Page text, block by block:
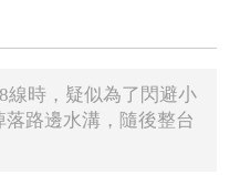
線時，疑似為了閃避小
路邊水溝，隨後整台